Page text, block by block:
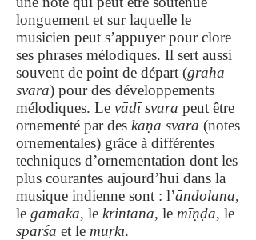
longuement et sur laquelle le
musicien peut s’appuyer pour clore
ses phrases mélodiques. Il sert aussi
souvent de point de départ (graha
svara) pour des développements
mélodiques. Le vādī svara peut être
ornementé par des kaṇa svara (notes
ornementales) grâce à différentes
techniques d’ornementation dont les
plus courantes aujourd’hui dans la
musique indienne sont : l’āndolana,
le gamaka, le krintana, le mīṇḍa, le
sparśa et le muṛkī.